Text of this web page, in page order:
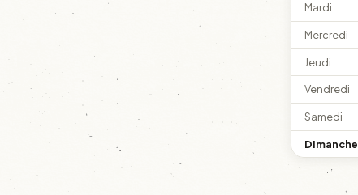
Mardi
Mercredi
Jeudi
Vendredi
Samedi
Dimanche